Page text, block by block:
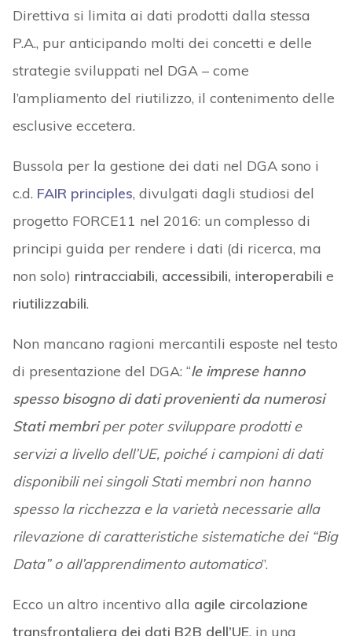
Direttiva si limita ai dati prodotti dalla stessa
P.A., pur anticipando molti dei concetti e delle
strategie sviluppati nel DGA – come
l’ampliamento del riutilizzo, il contenimento delle
esclusive eccetera.
Bussola per la gestione dei dati nel DGA sono i
c.d. FAIR principles, divulgati dagli studiosi del
progetto FORCE11 nel 2016: un complesso di
principi guida per rendere i dati (di ricerca, ma
non solo) rintracciabili, accessibili, interoperabili e
riutilizzabili.
Non mancano ragioni mercantili esposte nel testo
di presentazione del DGA: “le imprese hanno
spesso bisogno di dati provenienti da numerosi
Stati membriper poter sviluppare prodotti e
servizi a livello dell’UE, poiché i campioni di dati
disponibili nei singoli Stati membri non hanno
spesso la ricchezza e la varietà necessarie alla
rilevazione di caratteristiche sistematiche dei “Big
Data” o all’apprendimento automatico”.
Ecco un altro incentivo alla agile circolazione
transfrontaliera dei dati B2B dell’UE, in una